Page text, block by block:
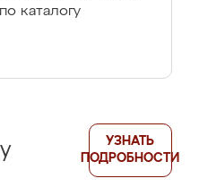
по каталогу
УЗНАТЬ
ПОДРОБНОСТИ